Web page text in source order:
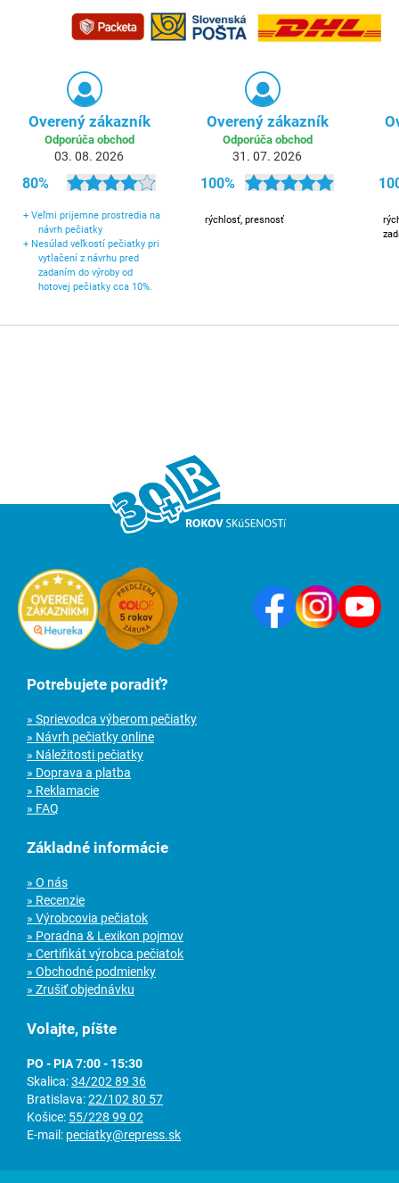
Overený zákazník
Odporúča obchod
03. 08. 2026
80%
+ Veľmi prijemne prostredia na
návrh pečiatky
+ Nesúlad veľkostí pečiatky pri
vytlačení z návrhu pred
zadaním do výroby od
hotovej pečiatky cca 10%.
Overený zákazník
Odporúča obchod
31. 07. 2026
100%
rýchlosť, presnosť
Potrebujete poradiť?
» Sprievodca výberom pečiatky
» Návrh pečiatky online
» Náležitosti pečiatky
» Doprava a platba
» Reklamacie
» FAQ
Základné informácie
» O nás
» Recenzie
» Výrobcovia pečiatok
» Poradna & Lexikon pojmov
» Certifikát výrobca pečiatok
» Obchodné podmienky
» Zrušiť objednávku
Volajte, píšte
PO - PIA 7:00 - 15:30
Skalica:34/202 89 36
Bratislava:22/102 80 57
Košice: 55/228 99 02
E-mail: peciatky@repress.sk